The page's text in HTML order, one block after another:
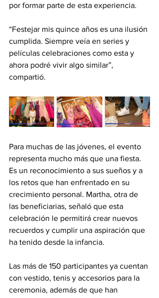
por formar parte de esta experiencia.
“Festejar mis quince años es una ilusión
cumplida. Siempre veía en series y
películas celebraciones como esta y
ahora podré vivir algo similar”,
compartió.
Para muchas de las jóvenes, el evento
representa mucho más que una fiesta.
Es un reconocimiento a sus sueños y a
los retos que han enfrentado en su
crecimiento personal. Martha, otra de
las beneficiarias, señaló que esta
celebración le permitirá crear nuevos
recuerdos y cumplir una aspiración que
ha tenido desde la infancia.
Las más de 150 participantes ya cuentan
con vestido, tenis y accesorios para la
ceremonia, además de que han